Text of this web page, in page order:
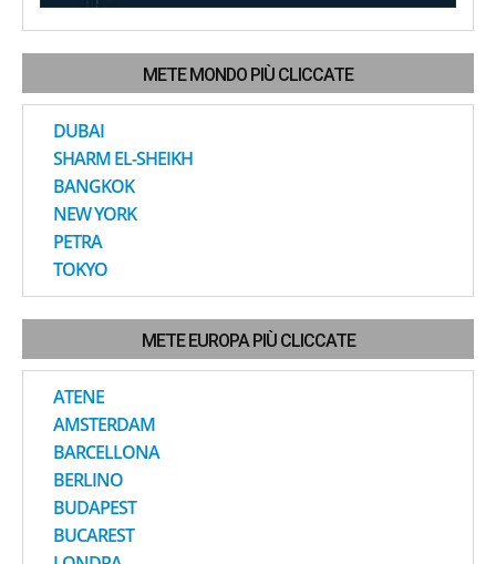
METE MONDO PIÙ CLICCATE
DUBAI
SHARM EL-SHEIKH
BANGKOK
NEW YORK
PETRA
TOKYO
METE EUROPA PIÙ CLICCATE
ATENE
AMSTERDAM
BARCELLONA
BERLINO
BUDAPEST
BUCAREST